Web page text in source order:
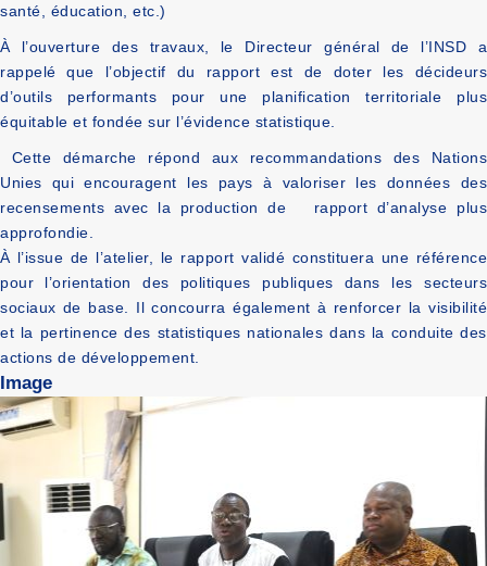
santé, éducation, etc.)
À l’ouverture des travaux, le Directeur général de l’INSD a
rappelé que l’objectif du rapportest de doter les décideurs
d’outils performants pour une planification territoriale plus
équitable et fondée sur l’évidence statistique.
Cette démarche répond aux recommandations des Nations
Unies qui encouragent les pays à valoriser les données des
recensements avec la production de rapport d’analyse plus
approfondie.
À l’issue de l’atelier, le rapport validé constituera une référence
pour l’orientation des politiques publiques dans les secteurs
sociaux de base. Il concourra également à renforcer la visibilité
et la pertinence des statistiques nationales dans la conduite des
actions de développement.
Image